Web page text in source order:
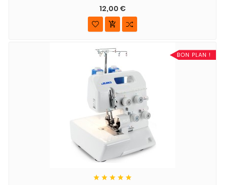
12,00 €

BON PLAN !
    